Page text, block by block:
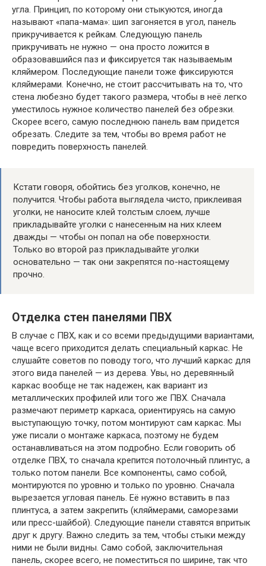
угла. Принцип, по которому они стыкуются, иногда
называют «папа-мама»: шип загоняется в угол, панель
прикручивается к рейкам. Следующую панель
прикручивать не нужно — она просто ложится в
образовавшийся паз и фиксируется так называемым
кляймером. Последующие панели тоже фиксируются
кляймерами. Конечно, не стоит рассчитывать на то, что
стена любезно будет такого размера, чтобы в неё легко
уместилось нужное количество панелей без обрезки.
Скорее всего, самую последнюю панель вам придется
обрезать. Следите за тем, чтобы во время работ не
повредить поверхность панелей.
Кстати говоря, обойтись без уголков, конечно, не
получится. Чтобы работа выглядела чисто, приклеивая
уголки, не наносите клей толстым слоем, лучше
прикладывайте уголки с нанесенным на них клеем
дважды — чтобы он попал на обе поверхности.
Только во второй раз прикладывайте уголки
основательно — так они закрепятся по-настоящему
прочно.
Отделка стен панелями ПВХ
В случае с ПВХ, как и со всеми предыдущими вариантами,
чаще всего приходится делать специальный каркас. Не
слушайте советов по поводу того, что лучший каркас для
этого вида панелей — из дерева. Увы, но деревянный
каркас вообще не так надежен, как вариант из
металлических профилей или того же ПВХ. Сначала
размечают периметр каркаса, ориентируясь на самую
выступающую точку, потом монтируют сам каркас. Мы
уже писали о монтаже каркаса, поэтому не будем
останавливаться на этом подробно. Если говорить об
отделке ПВХ, то сначала крепится потолочный плинтус, а
только потом панели. Все компоненты, само собой,
монтируются по уровню и только по уровню. Сначала
вырезается угловая панель. Её нужно вставить в паз
плинтуса, а затем закрепить (кляймерами, саморезами
или пресс-шайбой). Следующие панели ставятся впритык
друг к другу. Важно следить за тем, чтобы стыки между
ними не были видны. Само собой, заключительная
панель, скорее всего, не поместиться по ширине, так что